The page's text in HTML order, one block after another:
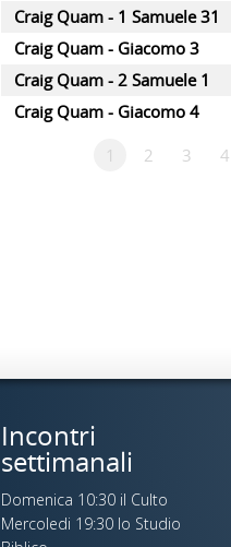
Craig Quam - 1 Samuele 31
Craig Quam - Giacomo 3
Craig Quam - 2 Samuele 1
Craig Quam - Giacomo 4
1
2 3 4
Incontri
settimanali
Domenica 10:30 il Culto
Mercoledi 19:30 lo Studio